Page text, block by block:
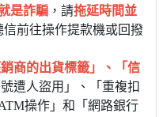
是詐騙 ，請拖延時間並
信前往操作提款機或回撥
銷商的出貨標籤」、「信
號遭人盜用」、「重複扣
操作」和「網路銀行